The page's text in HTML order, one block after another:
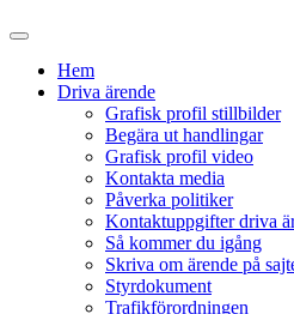
Slå
sökfältHem
Driva ärende
Grafisk profil stillbilder
Begära ut handlingar
Grafisk profil video
Kontakta media
Påverka politiker
Kontaktuppgifter driva
Så kommer du igång
Skriva om ärende på
Styrdokument
Trafikförordningen